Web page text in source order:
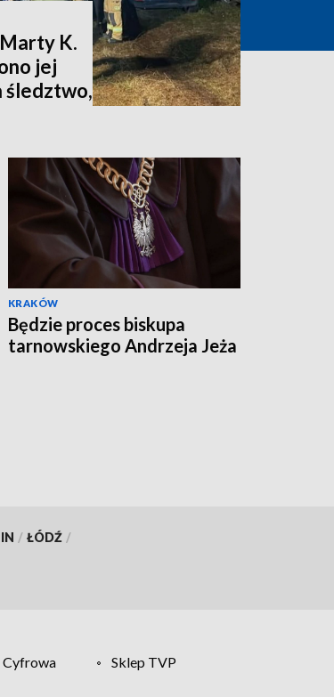
K.
jej
śledztwo,
KRAKÓW
Będzie proces biskupa
tarnowskiego Andrzeja Jeża
/ ŁÓDŹ /
Cyfrowa
Sklep TVP